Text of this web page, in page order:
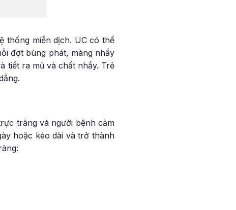
thống miễn dịch. UC có thể
đợt bùng phát, màng nhầy
tiết ra mủ và chất nhầy. Trẻ
tràng và người bệnh cảm
hoặc kéo dài và trở thành